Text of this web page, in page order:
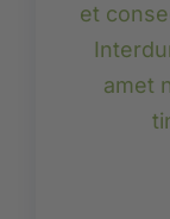
et
amet